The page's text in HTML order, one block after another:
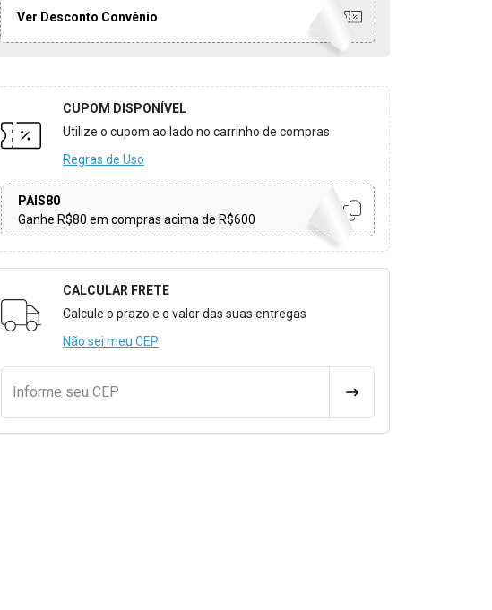
Ver Desconto Convênio
CUPOM DISPONÍVEL
Utilize o cupom ao lado no carrinho de compras
Regras de Uso
PAIS80
Ganhe R$80 em compras acima de R$600
Formulário para Calcular o Frete
CALCULAR FRETE
Calcule o prazo e o valor das suas entregas
Não sei meu CEP
Informe seu CEP CALCULAR FRETE